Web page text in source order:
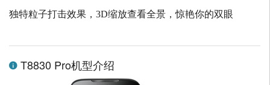
独特粒子打击效果， 3D缩放查看全景，惊艳你的双眼
T8830 Pro机型介绍